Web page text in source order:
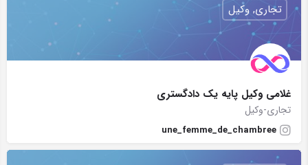
غلامی وکیل پایه یک دادگستری
تجاری-وکیل
une_femme_de_chambree
تجاری, وکیل